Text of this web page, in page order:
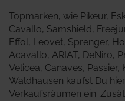
Topmarken, wie Pikeur,
Cavallo, Samshield,
Effol, Leovet, Sprenger,
Acavallo, ARIAT, DeNiro,
Velicea, Canaves,
Waldhausen kaufst Du
Verkaufsräumen ein.